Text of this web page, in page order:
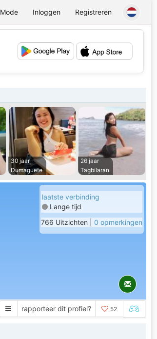
Mode Inloggen Registreren
💕
30 jaar
Dumaguete
26 jaar
Tagbilaran
laatste verbinding
Lange tijd
766 Uitzichten | 0 opmerkingen
rapporteer dit profiel? 52